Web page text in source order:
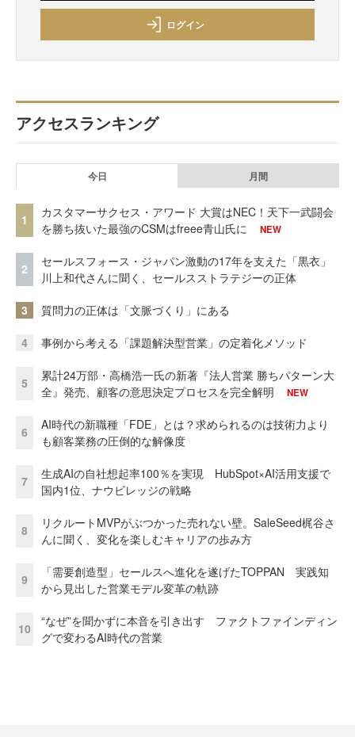
ログイン
アクセスランキング
今日 月間
1
カスタマーサクセス・アワード 大賞はNEC！天下一武闘会
を勝ち抜いた最強のCSMはfreee青山氏に
NEW
2
セールスフォース・ジャパン激動の17年を支えた「黒衣」
川上和代さんに聞く、セールスストラテジーの正体
3 質問力の正体は「文脈づくり」にある
4 事例から考える「課題解決型営業」の定着化メソッド
5
累計24万部・高橋浩一氏の新著『法人営業 勝ちパターン大
全』発売、顧客の意思決定プロセスを完全解明
NEW
6
AI時代の新職種「FDE」とは？求められるのは技術力より
も顧客業務の圧倒的な解像度
7
生成AIの自社想起率100％を実現 HubSpot×AI活用支援で
国内1位、ナウビレッジの戦略
8
リクルートMVPがぶつかった売れない壁。SaleSeed梶谷さ
んに聞く、変化を楽しむキャリアの歩み方
9
「需要創造型」セールスへ進化を遂げたTOPPAN 実践知
から見出した営業モデル変革の軌跡
10
“なぜ”を聞かずに本音を引き出す ファクトファインディン
グで変わるAI時代の営業